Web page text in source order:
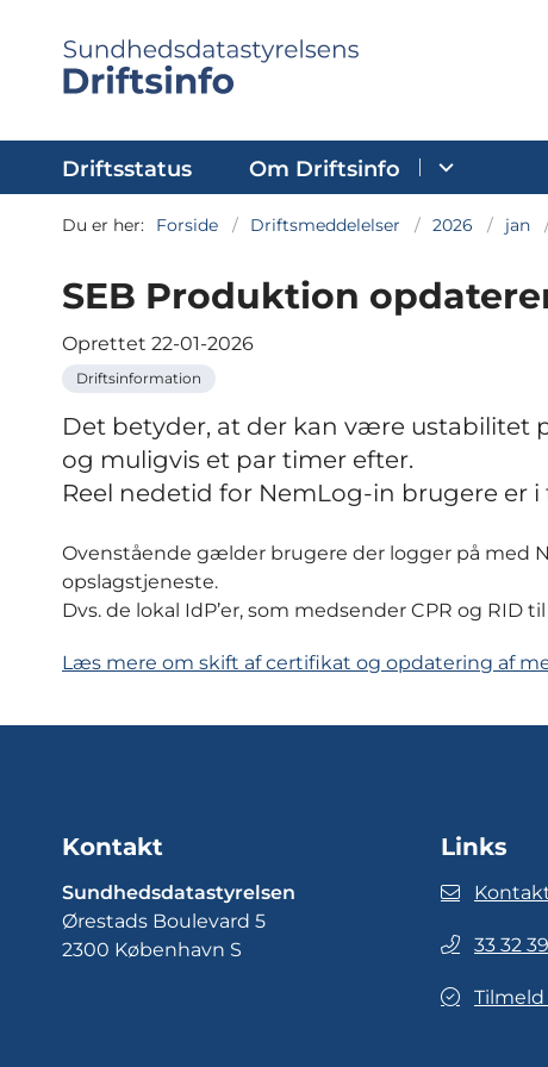
Driftsstatus Om Driftsinfo
Du er her: Forside Driftsmeddelelser 2026 jan
SEB Produktion
Oprettet 22-01-2026
Driftsinformation
Det betyder, at der kan være ustabilitet
og muligvis et par timer efter.
Reel nedetid for NemLog-in brugere er i
Ovenstående gælder brugere der logger på med
opslagstjeneste.
Dvs. de lokal IdP’er, som medsender CPR og RID
Læs mere om skift af certifikat og opdatering af
Kontakt
Sundhedsdatastyrelsen
Ørestads Boulevard 5
2300 København S
Links
33 32
Tilmeld